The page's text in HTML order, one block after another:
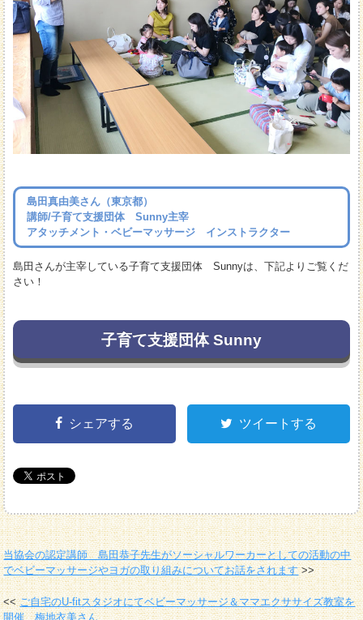
島田真由美さん（東京都）
講師/子育て支援団体 Sunny主宰
アタッチメント・ベビーマッサージ インストラクター
島田さんが主宰している子育て支援団体 Sunnyは、下記よりご覧くだ
さい！
子育て支援団体 Sunny
シェアする ツイートする
当協会の認定講師 島田恭子先生がソーシャルワーカーとしての活動の中
でベビーマッサージやヨガの取り組みについてお話をされます
ご自宅のU-fitスタジオにてベビーマッサージ＆ママエクササイズ教室を
開催 梅地衣美さん